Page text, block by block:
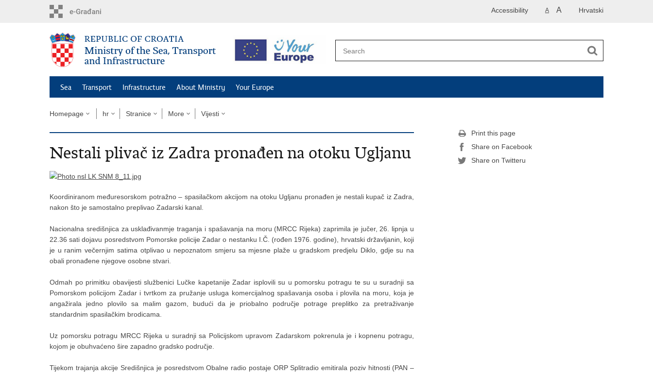
Hrvatski
A A
Accessibility
Sea Transport Infrastructure About Ministry Your Europe
Homepage hr Stranice More Vijesti
Nestali plivač iz Zadra pronađen na otoku Ugljanu
Koordiniranom međuresorskom potražno – spasilačkom akcijom na otoku Ugljanu pronađen je nestali kupač iz Zadra,
nakon što je samostalno preplivao Zadarski kanal.
Nacionalna središnjica za usklađivanmje traganja i spašavanja na moru (MRCC Rijeka) zaprimila je jučer, 26. lipnja u
22.36 sati dojavu posredstvom Pomorske policije Zadar o nestanku I.Č. (rođen 1976. godine), hrvatski državljanin, koji
je u ranim večernjim satima otplivao u nepoznatom smjeru sa mjesne plaže u gradskom predjelu Diklo, gdje su na
obali pronađene njegove osobne stvari.
Odmah po primitku obavijesti službenici Lučke kapetanije Zadar isplovili su u pomorsku potragu te su u suradnji sa
Pomorskom policijom Zadar i tvrtkom za pružanje usluga komercijalnog spašavanja osoba i plovila na moru, koja je
angažirala jedno plovilo sa malim gazom, budući da je priobalno područje potrage preplitko za pretraživanje
standardnim spasilačkim brodicama.
Uz pomorsku potragu MRCC Rijeka u suradnji sa Policijskom upravom Zadarskom pokrenula je i kopnenu potragu,
kojom je obuhvaćeno šire zapadno gradsko područje.
Tijekom trajanja akcije Središnjica je posredstvom Obalne radio postaje ORP Splitradio emitirala poziv hitnosti (PAN –
Print this page
Share on Facebook
Share on Twitteru